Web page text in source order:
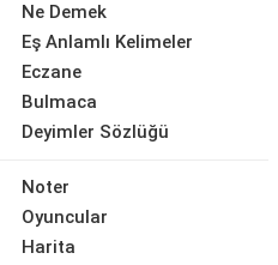
Ne Demek
Eş Anlamlı Kelimeler
Eczane
Bulmaca
Deyimler Sözlüğü
Noter
Oyuncular
Harita